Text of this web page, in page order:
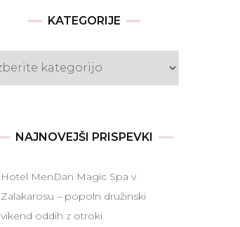
KATEGORIJE
NAJNOVEJŠI PRISPEVKI
Hotel MenDan Magic Spa v
Zalakarosu – popoln družinski
vikend oddih z otroki